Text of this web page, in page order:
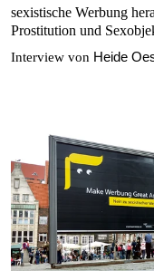
sexistische Werbung
Prostitution und
Interview von Heide